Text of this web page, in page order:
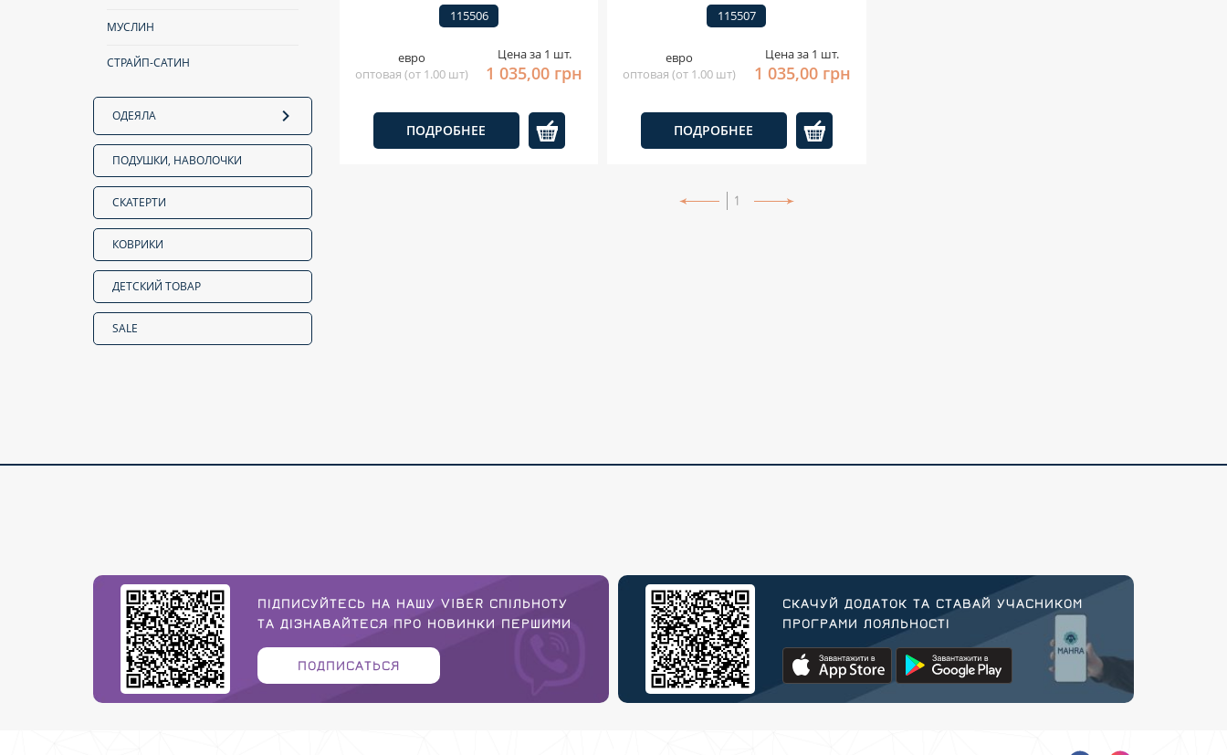
МУСЛИН
СТРАЙП-САТИН
ОДЕЯЛА
ПОДУШКИ, НАВОЛОЧКИ
СКАТЕРТИ
КОВРИКИ
ДЕТСКИЙ ТОВАР
SALE
115506
евро
оптовая (от 1.00 шт)
Цена за 1 шт.
1 035,00 грн
ПОДРОБНЕЕ
115507
евро
оптовая (от 1.00 шт)
Цена за 1 шт.
1 035,00 грн
ПОДРОБНЕЕ
1
ПІДПИСУЙТЕСЬ НА НАШУ VIBER СПІЛЬНОТУ
ТА ДІЗНАВАЙТЕСЯ ПРО НОВИНКИ ПЕРШИМИ
ПОДПИСАТЬСЯ
СКАЧУЙ ДОДАТОК ТА СТАВАЙ УЧАСНИКОМ
ПРОГРАМИ ЛОЯЛЬНОСТІ